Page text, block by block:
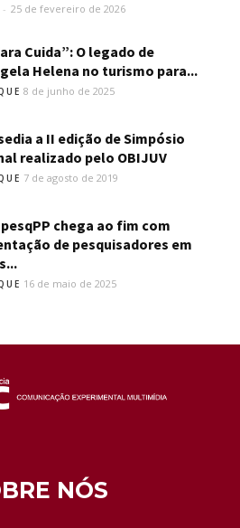
- 25 de fevereiro de 2026
Cuida”: O legado de
Helena no turismo para...
8 de junho de 2025
a II edição de Simpósio
realizado pelo OBIJUV
7 de agosto de 2019
chega ao fim com
de pesquisadores em
16 de maio de 2025
NÓS